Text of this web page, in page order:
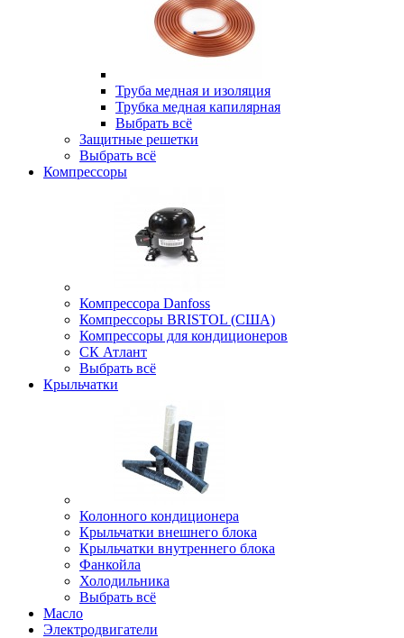
Труба медная и изоляция
Трубка медная капилярная
Выбрать всё
Защитные решетки
Выбрать всё
Компрессоры
Компрессора Danfoss
Компрессоры BRISTOL (США)
Компрессоры для кондиционеров
СК Атлант
Выбрать всё
Крыльчатки
Колонного кондиционера
Крыльчатки внешнего блока
Крыльчатки внутреннего блока
Фанкойла
Холодильника
Выбрать всё
Масло
Электродвигатели